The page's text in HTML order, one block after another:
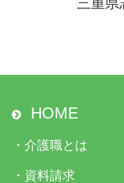
HOME
・ 介護職とは
・ 資料請求